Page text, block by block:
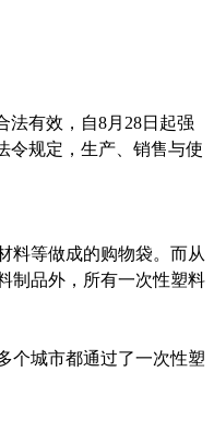
法有效，自8月28日起强
令规定，生产、销售与使
料等做成的购物袋。而从
制品外，所有一次性塑料
个城市都通过了一次性塑